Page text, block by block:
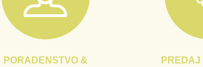
PORADENSTVO &